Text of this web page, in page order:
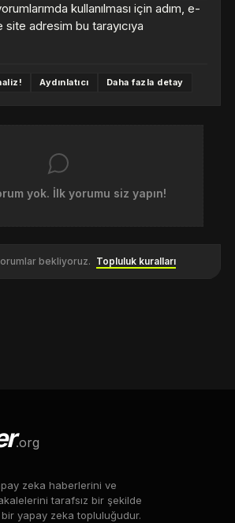
kullanılması için adım, e-
adresim bu tarayıcıya
Aydınlatıcı Daha fazla detay
yok. İlk yorumu siz yapın!
bekliyoruz. Topluluk kuralları
.org
zeka haberlerini ve
tarafsız bir şekilde
yapay zeka topluluğudur.